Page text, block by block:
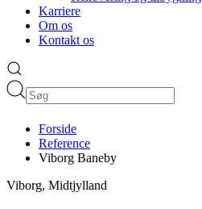
Karriere
Om os
Kontakt os
Forside
Reference
Viborg Baneby
Viborg, Midtjylland